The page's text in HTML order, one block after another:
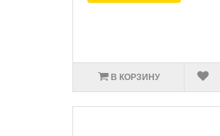
В КОРЗИНУ